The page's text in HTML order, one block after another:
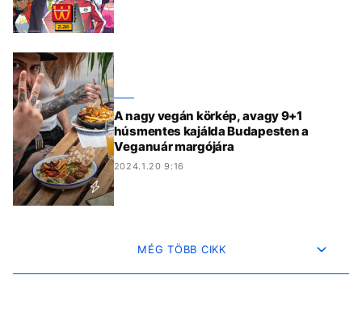
A nagy vegán körkép, avagy 9+1
húsmentes kajálda Budapesten a
Veganuár margójára
2024.1.20 9:16
MÉG TÖBB CIKK